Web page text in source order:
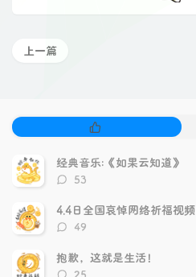
上一篇
门
文
章
经典音乐:《如果云知道》
评
数：
53
4.4日全国哀悼网络祈福视频
评
数：
49
抱歉，这就是生活！
评
25